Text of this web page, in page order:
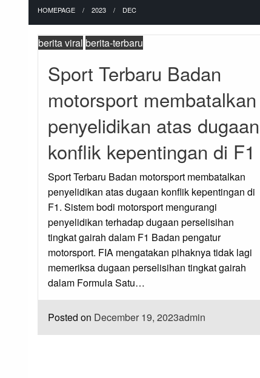
HOMEPAGE 2023 DEC
berita viral berita-terbaru
Sport Terbaru Badan
motorsport membatalkan
penyelidikan atas dugaan
konflik kepentingan di F1
Sport Terbaru Badan motorsport membatalkan
penyelidikan atas dugaan konflik kepentingan di
F1. Sistem bodi motorsport mengurangi
penyelidikan terhadap dugaan perselisihan
tingkat gairah dalam F1 Badan pengatur
motorsport. FIA mengatakan pihaknya tidak lagi
memeriksa dugaan perselisihan tingkat gairah
dalam Formula Satu…
Posted on December 19, 2023admin